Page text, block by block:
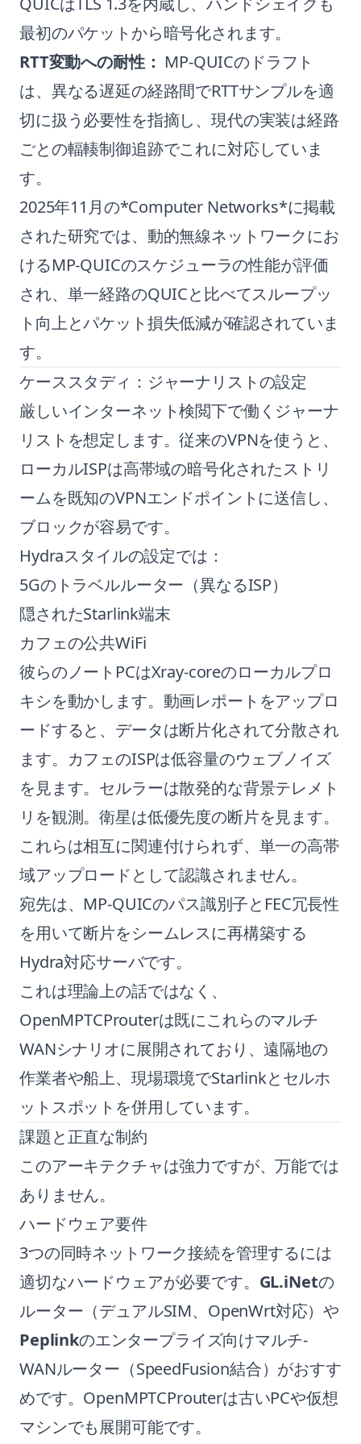
最初のパケットから暗号化されます。
RTT変動への耐性： MP-QUICのドラフト
は、異なる遅延の経路間でRTTサンプルを適
切に扱う必要性を指摘し、現代の実装は経路
ごとの輻輳制御追跡でこれに対応していま
す。
2025年11月の*Computer Networks*に掲載
された研究では、動的無線ネットワークにお
けるMP-QUICのスケジューラの性能が評価
され、単一経路のQUICと比べてスループッ
ト向上とパケット損失低減が確認されていま
す。
ケーススタディ：ジャーナリストの設定
厳しいインターネット検閲下で働くジャーナ
リストを想定します。従来のVPNを使うと、
ローカルISPは高帯域の暗号化されたストリ
ームを既知のVPNエンドポイントに送信し、
ブロックが容易です。
Hydraスタイルの設定では：
5Gのトラベルルーター（異なるISP）
隠されたStarlink端末
カフェの公共WiFi
彼らのノートPCはXray-coreのローカルプロ
キシを動かします。動画レポートをアップロ
ードすると、データは断片化されて分散され
ます。カフェのISPは低容量のウェブノイズ
を見ます。セルラーは散発的な背景テレメト
リを観測。衛星は低優先度の断片を見ます。
これらは相互に関連付けられず、単一の高帯
域アップロードとして認識されません。
宛先は、MP-QUICのパス識別子とFEC冗長性
を用いて断片をシームレスに再構築する
Hydra対応サーバです。
これは理論上の話ではなく、
OpenMPTCProuterは既にこれらのマルチ
WANシナリオに展開されており、遠隔地の
作業者や船上、現場環境でStarlinkとセルホ
ットスポットを併用しています。
課題と正直な制約
このアーキテクチャは強力ですが、万能では
ありません。
ハードウェア要件
3つの同時ネットワーク接続を管理するには
適切なハードウェアが必要です。 GL.iNetの
ルーター（デュアルSIM、OpenWrt対応）や
Peplinkのエンタープライズ向けマルチ-
WANルーター（SpeedFusion結合）がおすす
めです。OpenMPTCProuterは古いPCや仮想
マシンでも展開可能です。